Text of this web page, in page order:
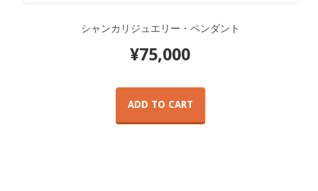
シャンカリジュエリー・ペンダント
¥75,000
ADD TO CART